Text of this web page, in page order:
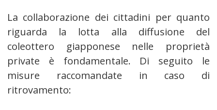
La collaborazione dei cittadini per quanto
riguarda la lotta alla diffusione del
coleottero giapponese nelle proprietà
private è fondamentale. Di seguito le
misure raccomandate in caso di
ritrovamento: